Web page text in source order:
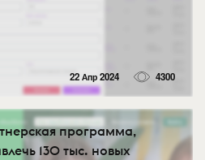
22 Апр 2024 4300
программа,
130 тыс. новых